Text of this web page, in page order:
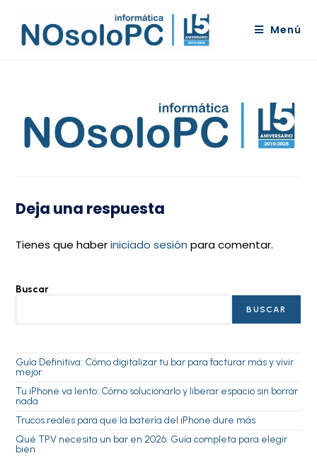
Menú
Deja una respuesta
Tienes que haberiniciado sesión para comentar.
Buscar
BUSCAR
Guía Definitiva: Cómo digitalizar tu bar para facturar más y vivir
mejor
Tu iPhone va lento: Cómo solucionarlo y liberar espacio sin borrar
nada
Trucos reales para que la batería del iPhone dure más
Qué TPV necesita un bar en 2026: Guía completa para elegir
bien